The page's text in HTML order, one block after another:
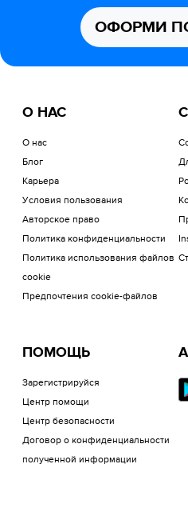
ОФОРМИ
О НАС
О нас
Блог
Карьера
Условия пользования
Авторское право
Политика конфиденциальности
Политика использования файлов
cookie
Предпочтения cookie-файлов
ПОМОЩЬ
Зарегистрируйся
Центр помощи
Центр безопасности
Договор о конфиденциальности
полученной информации